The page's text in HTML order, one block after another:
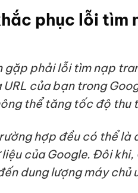
phục lỗi tìm
gặp phải lỗi tìm nạp
URL của bạn trong
thể tăng tốc độ thu
hợp đều có thể là
của Google. Đôi
dung lượng máy chủ